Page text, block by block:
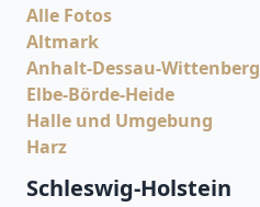
Alle Fotos
Altmark
Anhalt-Dessau-Wittenberg
Elbe-Börde-Heide
Halle und Umgebung
Harz
Schleswig-Holstein